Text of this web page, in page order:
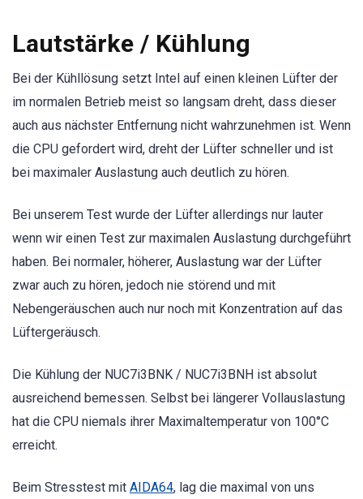
Lautstärke / Kühlung
Bei der Kühllösung setzt Intel auf einen kleinen Lüfter der
im normalen Betrieb meist so langsam dreht, dass dieser
auch aus nächster Entfernung nicht wahrzunehmen ist. Wenn
die CPU gefordert wird, dreht der Lüfter schneller und ist
bei maximaler Auslastung auch deutlich zu hören.
Bei unserem Test wurde der Lüfter allerdings nur lauter
wenn wir einen Test zur maximalen Auslastung durchgeführt
haben. Bei normaler, höherer, Auslastung war der Lüfter
zwar auch zu hören, jedoch nie störend und mit
Nebengeräuschen auch nur noch mit Konzentration auf das
Lüftergeräusch.
Die Kühlung der NUC7i3BNK / NUC7i3BNH ist absolut
ausreichend bemessen. Selbst bei längerer Vollauslastung
hat die CPU niemals ihrer Maximaltemperatur von 100°C
erreicht.
Beim Stresstest mit AIDA64, lag die maximal von uns